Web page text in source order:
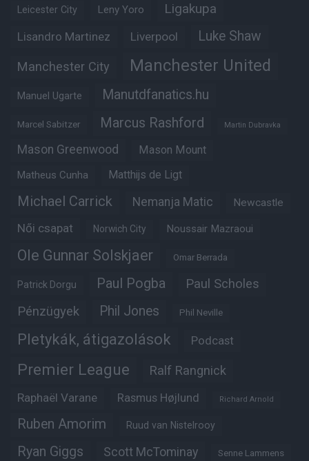
Leicester City Leny Yoro Ligakupa
Lisandro Martinez Liverpool Luke Shaw
Manchester City Manchester United
Manuel Ugarte Manutdfanatics.hu
Marcel Sabitzer Marcus Rashford Martin Dubravka
Mason Greenwood Mason Mount
Matheus Cunha Matthijs de Ligt
Michael Carrick Nemanja Matic Newcastle
Női csapat Norwich City Noussair Mazraoui
Ole Gunnar Solskjaer Omar Berrada
Patrick Dorgu Paul Pogba Paul Scholes
Pénzügyek Phil Jones Phil Neville
Pletykák, átigazolások Podcast
Premier League Ralf Rangnick
Raphaël Varane Rasmus Højlund Richard Arnold
Ruben Amorim Ruud van Nistelrooy
Ryan Giggs Scott McTominay Senne Lammens